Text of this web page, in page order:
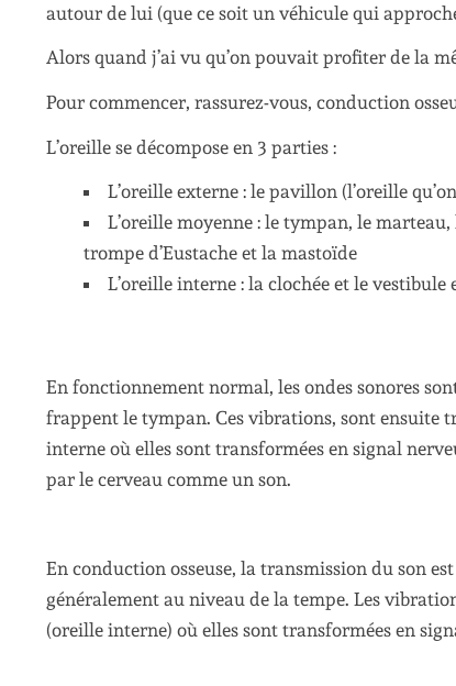
autour de lui (que ce soit un véhicule qui
Alors quand j’ai vu qu’on pouvait profiter de la
Pour commencer, rassurez-vous, conduction
L’oreille se décompose en 3 parties :
L’oreille externe : le pavillon (l’oreille
L’oreille moyenne : le tympan, le
trompe d’Eustache et la mastoïde
L’oreille interne : la clochée et le vestibule
En fonctionnement normal, les ondes sonores
frappent le tympan. Ces vibrations, sont ensuite
interne où elles sont transformées en signal
par le cerveau comme un son.
En conduction osseuse, la transmission du son
généralement au niveau de la tempe. Les
(oreille interne) où elles sont transformées en